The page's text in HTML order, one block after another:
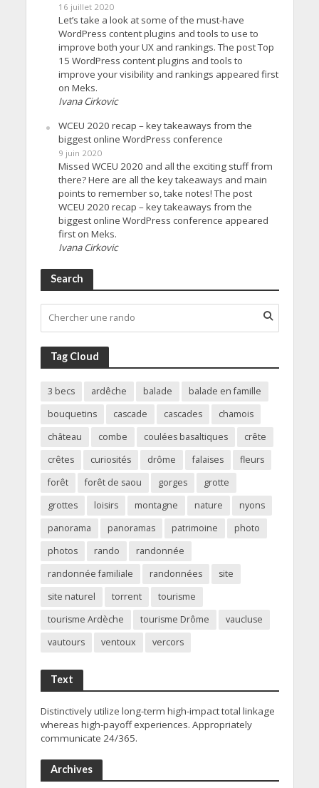
16 juillet 2020
Let’s take a look at some of the must-have
WordPress content plugins and tools to use to
improve both your UX and rankings. The post Top
15 WordPress content plugins and tools to
improve your visibility and rankings appeared first
on Meks.
Ivana Cirkovic
WCEU 2020 recap – key takeaways from the
biggest online WordPress conference
9 juin 2020
Missed WCEU 2020 and all the exciting stuff from
there? Here are all the key takeaways and main
points to remember so, take notes! The post
WCEU 2020 recap – key takeaways from the
biggest online WordPress conference appeared
first on Meks.
Ivana Cirkovic
Search
Tag Cloud
3 becs ardêche balade
balade en famille
bouquetins
cascade cascades
chamois
château
combe coulées basaltiques
crête
crêtes
curiosités drôme falaises
fleurs
forêt
forêt de saou gorges
grotte
grottes
loisirs montagne nature
nyons
panorama
panoramas patrimoine
photo
photos
rando
randonnée
randonnée familiale
randonnées
site
site naturel
torrent
tourisme
tourisme Ardèche
tourisme Drôme
vaucluse
vautours
ventoux vercors
Text
Distinctively utilize long-term high-impact total linkage
whereas high-payoff experiences. Appropriately
communicate 24/365.
Archives